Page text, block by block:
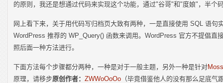
的原则，我还是想通过代码来实现这个功能，通过"谷哥"和"度娘"，半个
网上看下来，关于用代码写归档页大致有两种，一是直接使用 SQL 语句
WordPress 推荐的 WP_Query() 函数来调用。WordPress 官方不提倡直
照后面一种方法进行。
下面方法每个步骤都分两种，一种是对于一般主题，另外一种是针对
原理，请移步原创作者： ZWWoOoOo （毕竟借鉴他人的没有那么足底